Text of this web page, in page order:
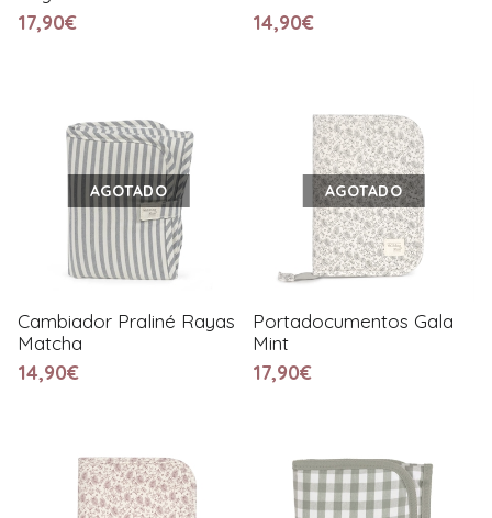
17,90€ 14,90€
AGOTADO
Cambiador Praliné Rayas
Matcha
14,90€
AGOTADO
Portadocumentos Gala
Mint
17,90€